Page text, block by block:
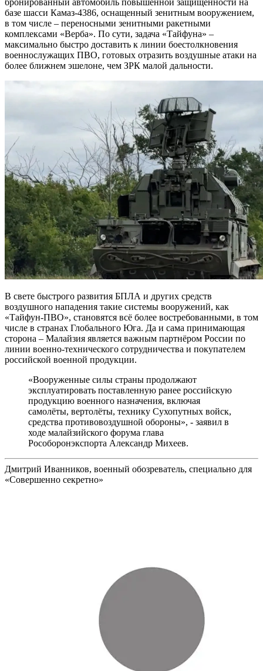
базе шасси Камаз-4386, оснащенный зенитным вооружением,
в том числе – переносными зенитными ракетными
комплексами «Верба». По сути, задача «Тайфуна» –
максимально быстро доставить к линии боестолкновения
военнослужащих ПВО, готовых отразить воздушные атаки на
более ближнем эшелоне, чем ЗРК малой дальности.
В свете быстрого развития БПЛА и других средств
воздушного нападения такие системы вооружений, как
«Тайфун-ПВО», становятся всё более востребованными, в том
числе в странах Глобального Юга. Да и сама принимающая
сторона – Малайзия является важным партнёром России по
линии военно-технического сотрудничества и покупателем
российской военной продукции.
«Вооруженные силы страны продолжают
эксплуатировать поставленную ранее российскую
продукцию военного назначения, включая
самолёты, вертолёты, технику Сухопутных войск,
средства противовоздушной обороны», - заявил в
ходе малайзийского форума глава
Рособоронэкспорта Александр Михеев.
Дмитрий Иванников, военный обозреватель, специально для
«Совершенно секретно»